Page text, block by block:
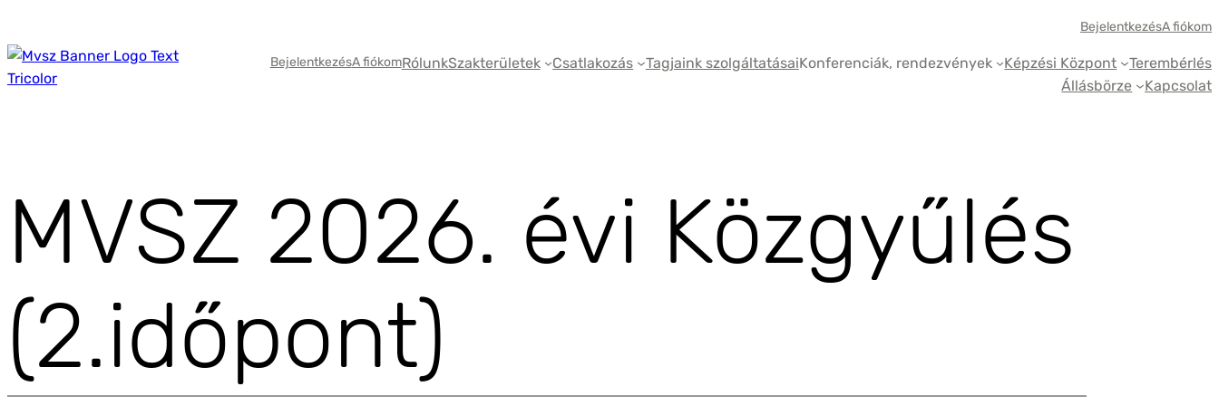
a
tartalomhoz
BejelentkezésA fiókom
BejelentkezésA fiókomRólunkSzakterületek Csatlakozás Tagjaink szolgáltatásaiKonferenciák, rendezvények Képzési Központ
Terembérlés
Állásbörze
Kapcsolat
MVSZ 2026. évi Közgyűlés
(2.időpont)